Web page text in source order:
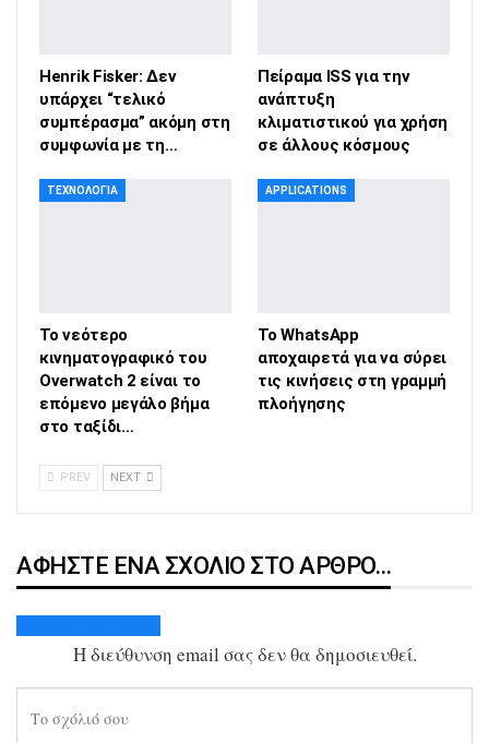
Henrik Fisker: Δεν
υπάρχει “τελικό
συμπέρασμα” ακόμη στη
συμφωνία με τη…
Πείραμα ISS για την
ανάπτυξη
κλιματιστικού για χρήση
σε άλλους κόσμους
ΤΕΧΝΟΛΟΓΊΑ
Το νεότερο
κινηματογραφικό του
Overwatch 2 είναι το
επόμενο μεγάλο βήμα
στο ταξίδι…
APPLICATIONS
Το WhatsApp
αποχαιρετά για να σύρει
τις κινήσεις στη γραμμή
πλοήγησης
PREV NEXT
ΑΦΉΣΤΕ ΈΝΑ ΣΧΌΛΙΟ ΣΤΟ ΆΡΘΡΟ…
Η διεύθυνση email σας δεν θα δημοσιευθεί.